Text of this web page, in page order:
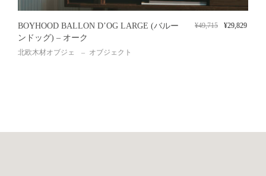
BOYHOOD BALLON D’OG LARGE (バルー
ンドッグ) – オーク
北欧木材オブジェ オブジェクト
¥49,715 ¥29,829